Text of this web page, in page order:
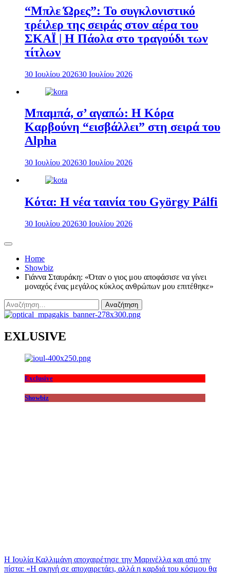
“Μπλε Ώρες”: Το συγκλονιστικό
τρέιλερ της σειράς στον αέρα του
ΣΚΑΪ | Η Πάολα στο τραγούδι των
τίτλων
30 Ιουλίου 202630 Ιουλίου 2026
Μπαμπά, σ’ αγαπώ: Η Κόρα
Καρβούνη “εισβάλλει” στη σειρά του
Alpha
30 Ιουλίου 202630 Ιουλίου 2026
Κότα: Η νέα ταινία του György Pálfi
30 Ιουλίου 202630 Ιουλίου 2026
Home
Showbiz
Γιάννα Σταυράκη: «Όταν ο γιος μου αποφάσισε να γίνει
μοναχός ένας μεγάλος κύκλος ανθρώπων μου επιτέθηκε»
Αναζήτηση
για:
EXLUSIVE
Exclusive
Showbiz
Η Ιουλία Καλλιμάνη αποχαιρέτησε την Μαρινέλλα και από την
πίστα: «H σκηνή σε αποχαιρετάει, αλλά η καρδιά του κόσμου θα